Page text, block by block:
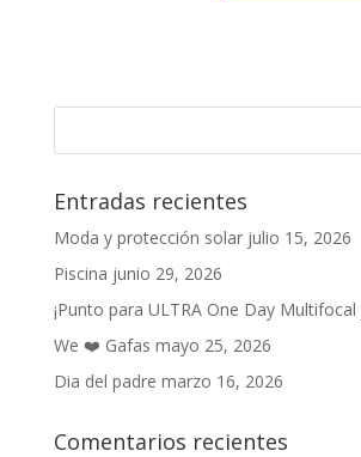
Entradas recientes
Moda y protección solar julio 15, 2026
Piscina junio 29, 2026
¡Punto para ULTRA One Day Multifocal
We ❤️ Gafas mayo 25, 2026
Dia del padre marzo 16, 2026
Comentarios recientes